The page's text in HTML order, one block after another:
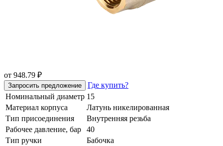
от 948.79 ₽
Запросить предложение
Где купить?
Номинальный диаметр 15
Материал корпуса
Латунь никелированная
Тип присоединения
Внутренняя резьба
Рабочее давление, бар
40
Тип ручки
Бабочка